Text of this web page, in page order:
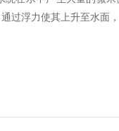
过浮力使其上升至水面